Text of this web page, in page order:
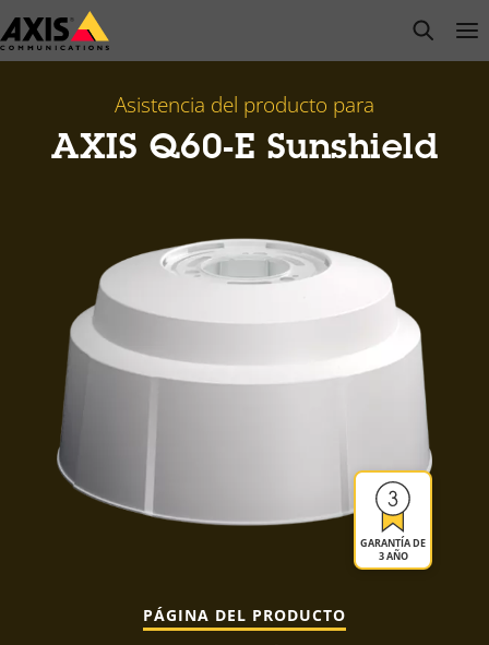
Saltar
al
open
Asistencia del producto para
AXIS Q60-E Sunshield
GARANTÍA DE
3 AÑO
PÁGINA DEL PRODUCTO